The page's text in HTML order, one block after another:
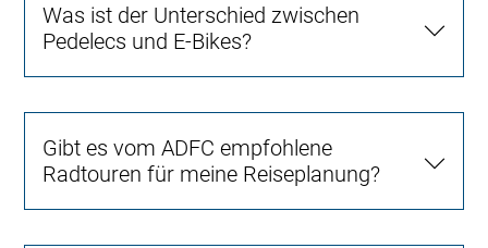
Was ist der Unterschied zwischen
Pedelecs und E-Bikes?
Gibt es vom ADFC empfohlene
Radtouren für meine Reiseplanung?